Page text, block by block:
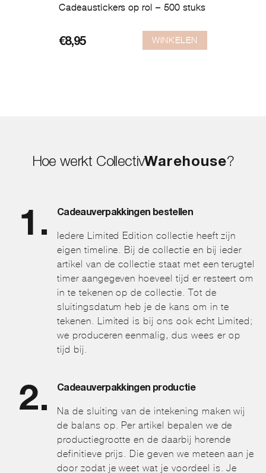
Cadeaustickers op rol – 500 stuks
€8,95 WINKELEN
Hoe werkt CollectivWarehouse?
Cadeauverpakkingen bestellen
Iedere Limited Edition collectie heeft zijn
eigen timeline. Bij de collectie en bij ieder
artikel van de collectie staat met een terugtel
timer aangegeven hoeveel tijd er resteert om
in te tekenen op de collectie. Tot de
sluitingsdatum heb je de kans om in te
tekenen. Limited is bij ons ook echt Limited;
we produceren eenmalig, dus wees er op
tijd bij.
Cadeauverpakkingen productie
Na de sluiting van de intekening maken wij
de balans op. Per artikel bepalen we de
productiegrootte en de daarbij horende
definitieve prijs. Die geven we meteen aan je
door zodat je weet wat je voordeel is. Je